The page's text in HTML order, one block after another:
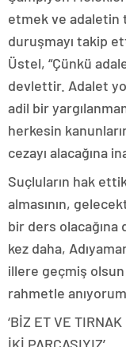
etmek ve adaletin
duruşmayı takip
Üstel, “Çünkü
devlettir. Adalet
adil bir
herkesin
cezayı alacağına
Suçluların hak
almasının,
bir ders olacağına
kez daha,
illere geçmiş olsun
rahmetle
‘BİZ ET VE